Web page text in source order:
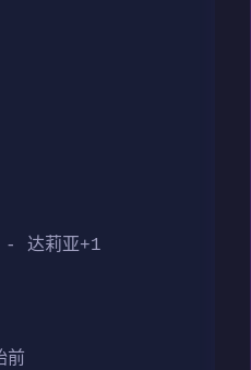
- 达莉亚+1
前